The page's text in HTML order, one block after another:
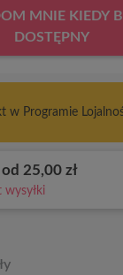
MNIE KIEDY
DOSTĘPNY
w Programie
25,00 zł